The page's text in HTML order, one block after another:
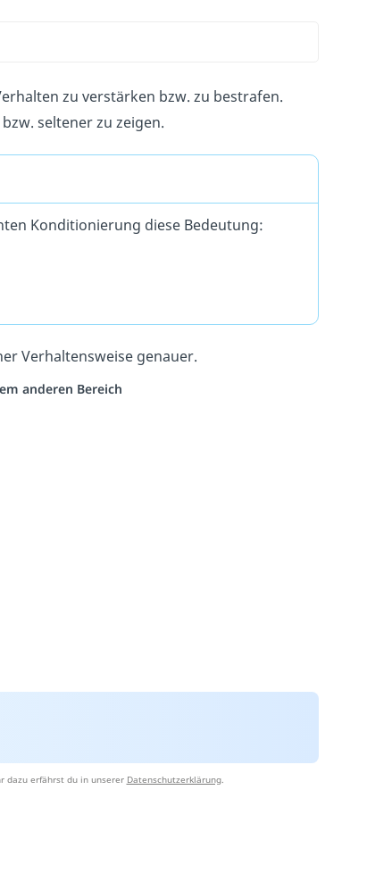
zu verstärken bzw. zu bestrafen.
seltener zu zeigen.
Konditionierung diese Bedeutung:
Verhaltensweise genauer.
anderen Bereich
dazu erfährst du in unserer Datenschutzerklärung.